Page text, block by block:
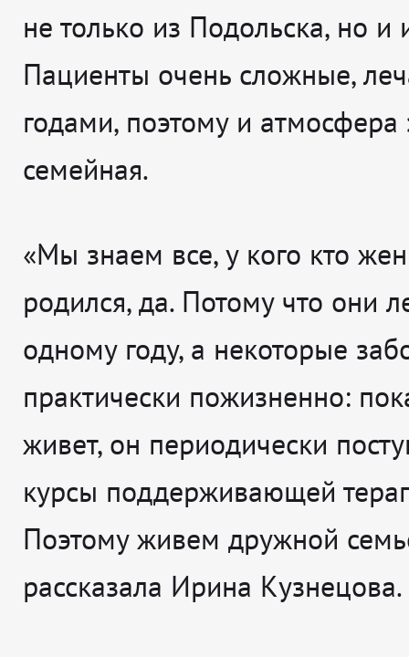
не только из Подольска, но и
Пациенты очень сложные,
годами, поэтому и атмосфера
семейная.
«Мы знаем все, у кого кто
родился, да. Потому что они
одному году, а некоторые
практически пожизненно:
живет, он периодически
курсы поддерживающей
Поэтому живем дружной
рассказала Ирина Кузнецова.